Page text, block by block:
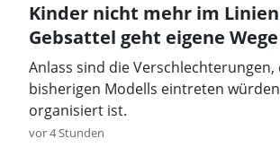
Kinder nicht mehr im
Gebsattel geht eigene Wege
Anlass sind die
bisherigen Modells eintreten
organisiert ist.
vor 4 Stunden